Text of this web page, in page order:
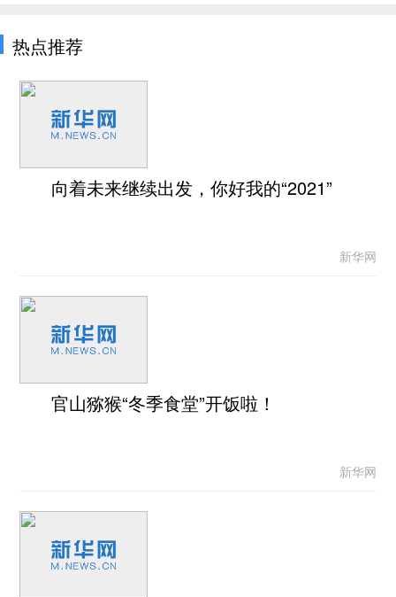
热点推荐
向着未来继续出发，你好我的“2021”
新华网
官山猕猴“冬季食堂”开饭啦！
新华网